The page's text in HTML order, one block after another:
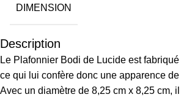
DIMENSION
Description
Le Plafonnier Bodi de Lucide est fabriqué
ce qui lui confère donc une apparence
Avec un diamètre de 8,25 cm x 8,25 cm,